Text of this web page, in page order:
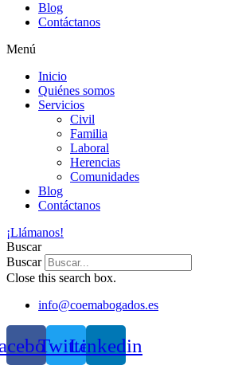
Blog
Contáctanos
Menú
Inicio
Quiénes somos
Servicios
Civil
Familia
Laboral
Herencias
Comunidades
Blog
Contáctanos
¡Llámanos!
Buscar
Buscar
Close this search box.
info@coemabogados.es
TwitterLinkedin